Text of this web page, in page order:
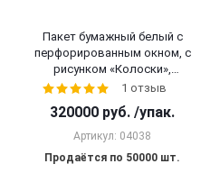
Пакет бумажный белый с
перфорированным окном, с
рисунком «Колоски»,
17×7×39 см, 50000 шт.
1 отзыв
320000 руб. /упак.
Артикул: 04038
Продаётся по 50000 шт.